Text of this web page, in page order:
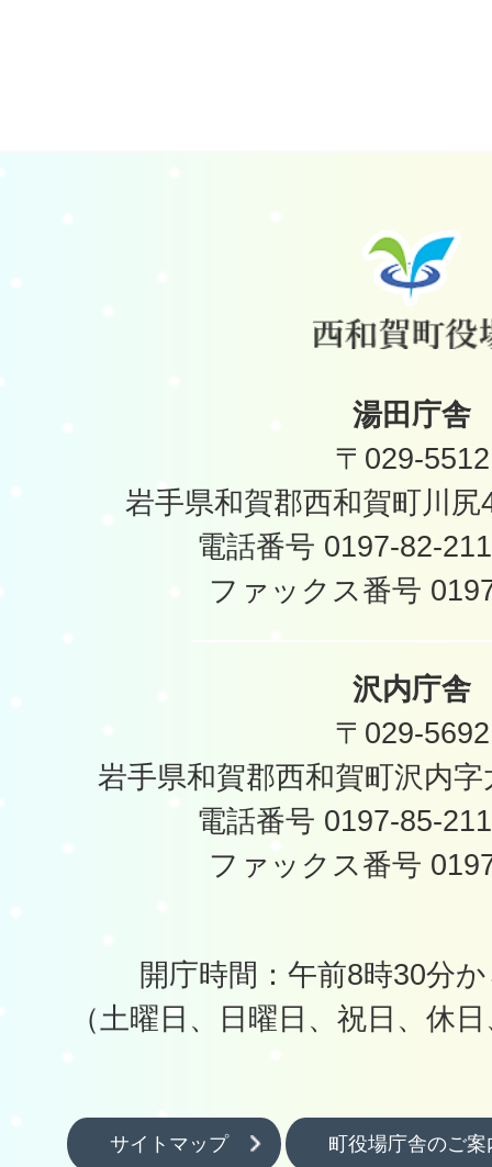
湯田庁舎
〒029-5512
岩手県和賀郡西和賀町川
電話番号 0197-82-
ファックス番号
沢内庁舎
〒029-5692
岩手県和賀郡西和賀町沢内
電話番号 0197-85-
ファックス番号
開庁時間：午前8時30分
（土曜日、日曜日、祝日、休
サイトマップ 町役場庁舎のご案